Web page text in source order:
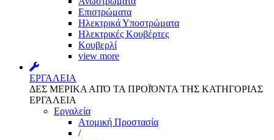
Επιστρώματα
Ηλεκτρικά Υποστρώματα
Ηλεκτρικές Κουβέρτες
Κουβερλί
view more
ΕΡΓΑΛΕΙΑ
ΔΕΣ ΜΕΡΙΚΑ ΑΠΌ ΤΑ ΠΡΟΪΌΝΤΑ ΤΗΣ ΚΑΤΗΓΟΡΙΑΣ
ΕΡΓΑΛΕΙΑ
Εργαλεία
Aτομική Προστασία
/